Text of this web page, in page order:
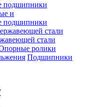
и
подшипники
стали
ролики
Подшипники